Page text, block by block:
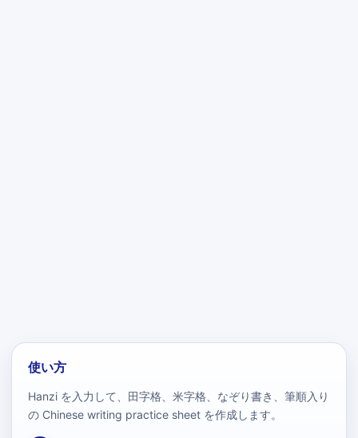
使い方
Hanzi を入力して、田字格、米字格、なぞり書き、筆順入り
の Chinese writing practice sheet を作成します。